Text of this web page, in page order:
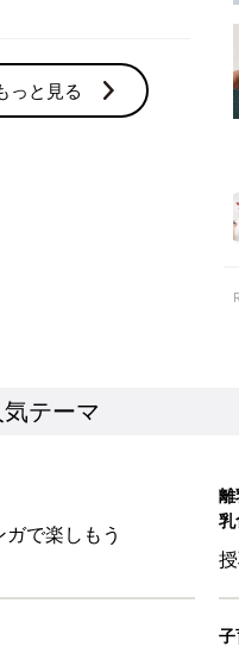
テーマ
こんな人 365日のお誕生日
捨てるマイルール」、間違っ